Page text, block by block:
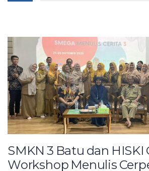
SMKN 3 Batu dan HISKI
Workshop Menulis